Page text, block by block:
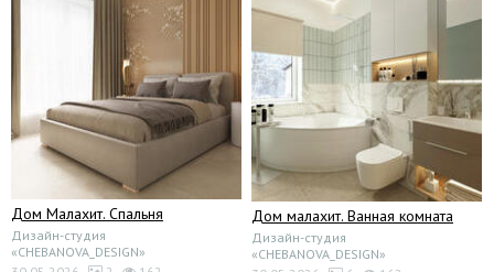
Дом Малахит. Спальня
Дизайн-студия
«CHEBANOVA_DESIGN»
Дом малахит. Ванная комната
Дизайн-студия
«CHEBANOVA_DESIGN»